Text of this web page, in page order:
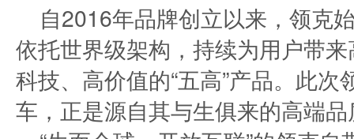
自2016年品牌创立以来，领克
依托世界级架构，持续为用户带
科技、高价值的“五高”产品。此
车，正是源自其与生俱来的高端